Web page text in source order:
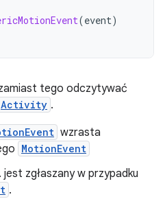
(event)
tego odczytywać
Activity .
wzrasta
MotionEvent
. jest zgłaszany w przypadku
.